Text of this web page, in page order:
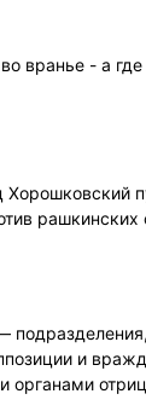
вранье - а
и